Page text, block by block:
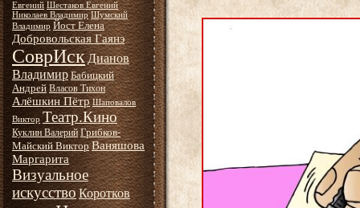
Евгений Шестаков Евгений
Николаев Владимир Шумский
Владимир Йост Елена
Добровольская Гаянэ
СоврИскДианов
Владимир Бабицкий
Андрей Власов Тихон
Алёшкин Пётр Шаповалов
Виктор Театр.Кино
Куклин Валерий Грибков-
Майский Виктор Ваняшова
Маргарита
Визуальное
искусствоКоротков